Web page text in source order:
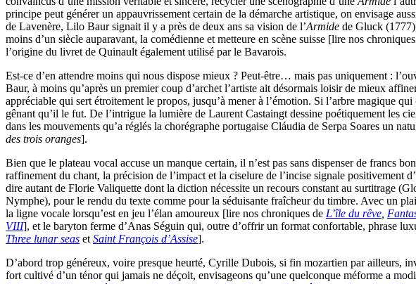
principe peut générer un appauvrissement certain de la démarche artistique, on envisage
de Lavenère, Lilo Baur signait il y a près de deux ans sa vision de l’Armide de Gluck
moins d’un siècle auparavant, la comédienne et metteure en scène suisse [lire nos
l’origine du livret de Quinault également utilisé par le Bavarois.
Est-ce d’en attendre moins qui nous dispose mieux ? Peut-être… mais pas uniquement :
Baur, à moins qu’après un premier coup d’archet l’artiste ait désormais loisir de mieux
appréciable qui sert étroitement le propos, jusqu’à mener à l’émotion. Si l’arbre magique
gênant qu’il le fut. De l’intrigue la lumière de Laurent Castaingt dessine poétiquement les
dans les mouvements qu’a réglés la chorégraphe portugaise Cláudia de Serpa Soares un
des trois oranges].
Bien que le plateau vocal accuse un manque certain, il n’est pas sans dispenser de
raffinement du chant, la précision de l’impact et la ciselure de l’incise signale positivement
dire autant de Florie Valiquette dont la diction nécessite un recours constant au surtitrage
Nymphe), pour le rendu du texte comme pour la séduisante fraîcheur du timbre. Avec un
la ligne vocale lorsqu’est en jeu l’élan amoureux [lire nos chroniques de L’île du rêve
VIII], et le baryton ferme d’Anas Séguin qui, outre d’offrir un format confortable, phrase
Three lunar seas et Saint François d’Assise].
D’abord trop généreux, voire presque heurté, Cyrille Dubois, si fin mozartien par ailleurs,
fort cultivé d’un ténor qui jamais ne déçoit, envisageons qu’une quelconque méforme a